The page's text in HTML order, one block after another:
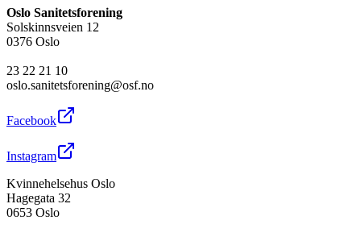
Oslo Sanitetsforening
Solskinnsveien 12
0376 Oslo
23 22 21 10
oslo.sanitetsforening@osf.no
Facebook
Instagram
Kvinnehelsehus Oslo
Hagegata 32
0653 Oslo